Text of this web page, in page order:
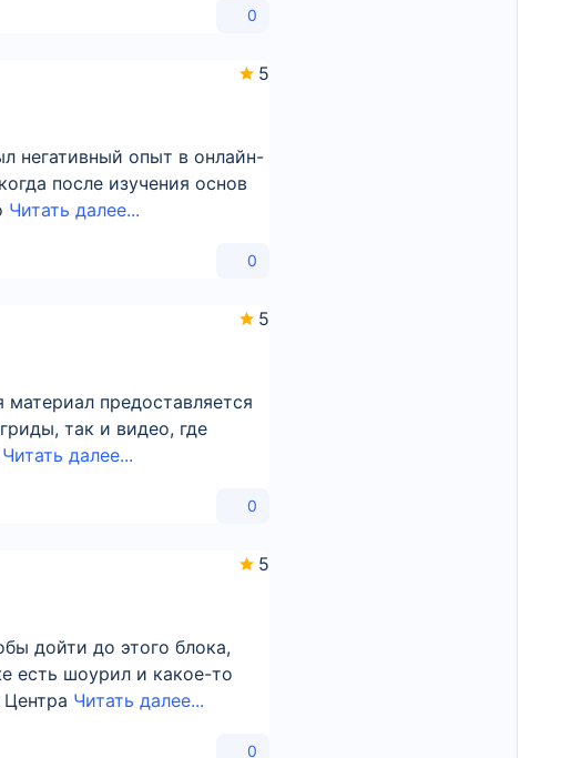
0
5
негативный опыт в онлайн-
после изучения основ
Читать далее...
0
5
предоставляется
так и видео, где
Читать далее...
0
5
дойти до этого блока,
есть шоурил и какое-то
Читать далее...
0